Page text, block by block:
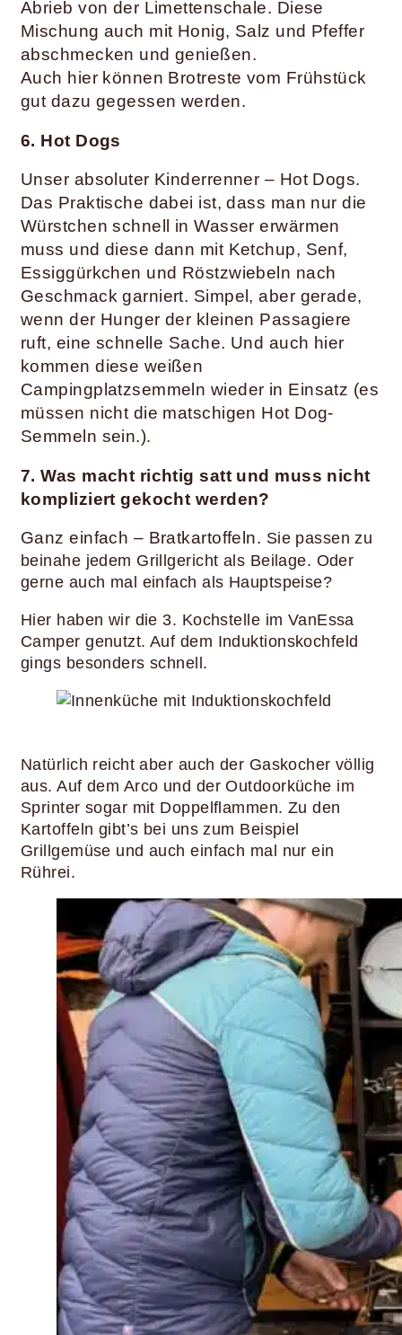
Abrieb von der Limettenschale. Diese
Mischung auch mit Honig, Salz und Pfeffer
abschmecken und genießen.
Auch hier können Brotreste vom Frühstück
gut dazu gegessen werden.
6. Hot Dogs
Unser absoluter Kinderrenner – Hot Dogs.
Das Praktische dabei ist, dass man nur die
Würstchen schnell in Wasser erwärmen
muss und diese dann mit Ketchup, Senf,
Essiggürkchen und Röstzwiebeln nach
Geschmack garniert. Simpel, aber gerade,
wenn der Hunger der kleinen Passagiere
ruft, eine schnelle Sache. Und auch hier
kommen diese weißen
Campingplatzsemmeln wieder in Einsatz (es
müssen nicht die matschigen Hot Dog-
Semmeln sein.).
7. Was macht richtig satt und muss nicht
kompliziert gekocht werden?
Ganz einfach – Bratkartoffeln. Sie passen zu
beinahe jedem Grillgericht als Beilage. Oder
gerne auch mal einfach als Hauptspeise?
Hier haben wir die 3. Kochstelle im VanEssa
Camper genutzt. Auf dem Induktionskochfeld
gings besonders schnell.
Natürlich reicht aber auch der Gaskocher völlig
aus. Auf dem Arco und der Outdoorküche im
Sprinter sogar mit Doppelflammen. Zu den
Kartoffeln gibt’s bei uns zum Beispiel
Grillgemüse und auch einfach mal nur ein
Rührei.